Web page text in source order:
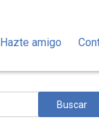
Hazte amigo